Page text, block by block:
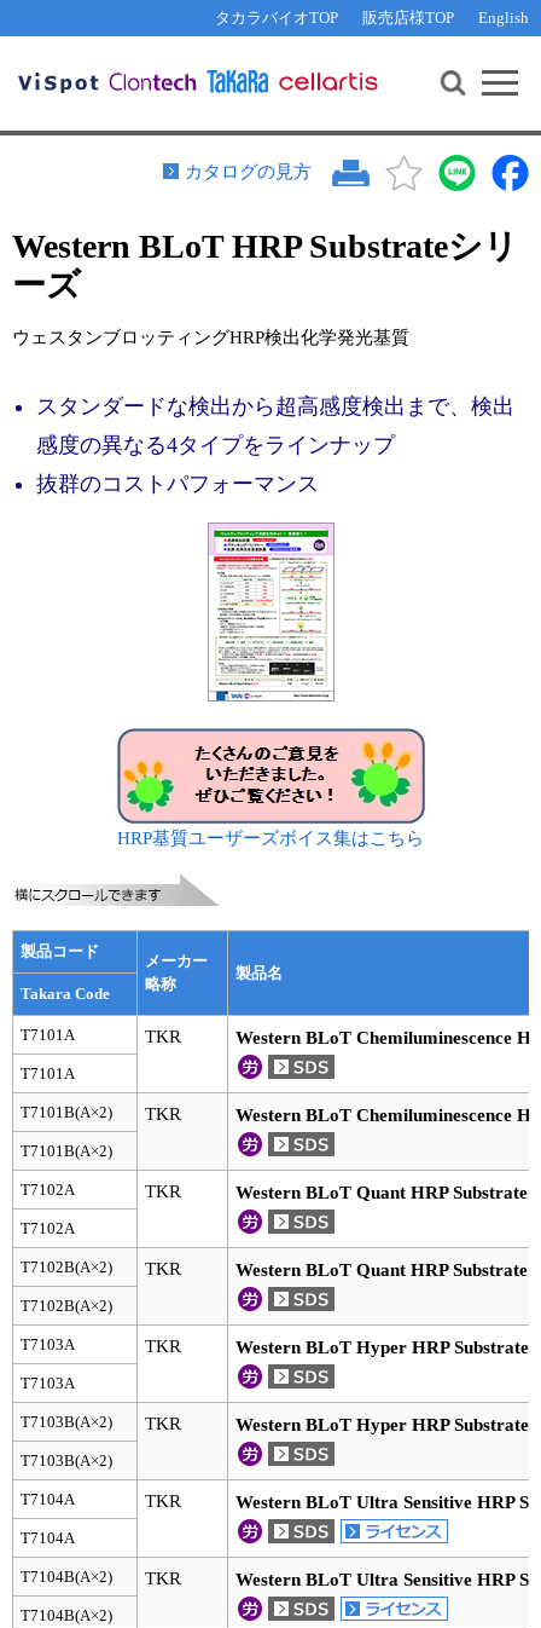
タカラバイオTOP 販売店様TOP English
機能解析・サイレンシング
PCR・等温増幅
リアルタイムPCR（qPCR）
装置・ソフトウェア
サンプル請求
テクニカルサポートライン
その他 ライセンスに関するご相談
遺伝子組換え生物該当製品
研究支援ツール
Cut-Site Navigator 制限酵素切断サイトの検索
In-Fusion Cloning プライマー設計
抗体検索サイト
リアルタイムPCR
機器ソフトウェア・ベクター配列ダウンロード
ラーニングセンター
リアルタイムPCR実験ガイド
遺伝子検査ガイド（食品・水質・家畜他）
幹細胞・再生医療研究ガイド
クローニング実験ガイド
RNAi実験ガイド
アプリケーションノート
プロトコール集
ユーザーズボイス集
Q&A
お問い合わせ WEB会員登録
カタログの見方
Western BLoT HRP Substrateシリ
ーズ
ウェスタンブロッティングHRP検出化学発光基質
スタンダードな検出から超高感度検出まで、検出
感度の異なる4タイプをラインナップ
抜群のコストパフォーマンス
HRP基質ユーザーズボイス集はこちら
製品コード
メーカー
略称
製品名
Takara Code
T7101A TKR Western BLoT Chemiluminescence
T7101A
T7101B(A×2) TKR Western BLoT Chemiluminescence
T7101B(A×2)
T7102A TKR Western BLoT Quant HRP Substrate
T7102A
T7102B(A×2) TKR Western BLoT Quant HRP Substrate
T7102B(A×2)
T7103A TKR Western BLoT Hyper HRP Substrate
T7103A
T7103B(A×2) TKR Western BLoT Hyper HRP Substrate
T7103B(A×2)
T7104A TKR Western BLoT Ultra Sensitive HRP
T7104A
T7104B(A×2) TKR Western BLoT Ultra Sensitive HRP
T7104B(A×2)